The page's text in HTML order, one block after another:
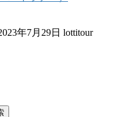
年7月29日 lottitour